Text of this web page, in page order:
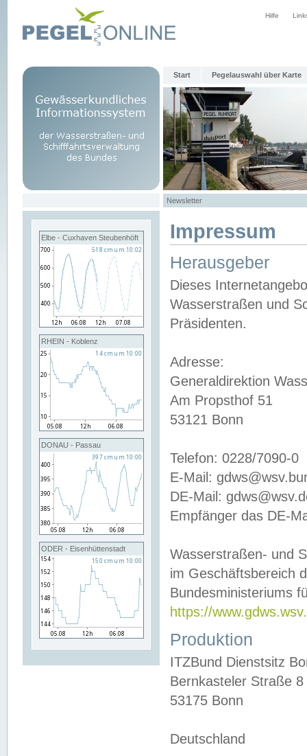
Hilfe
Start Pegelauswahl über Karte
Newsletter
Elbe - Cuxhaven Steubenhöft
RHEIN - Koblenz
DONAU - Passau
ODER - Eisenhüttenstadt
Impressum
Herausgeber
Dieses
Wasserstraßen und
Präsidenten.
Adresse:
Generaldirektion
Am Propsthof 51
53121 Bonn
Telefon: 0228/7090-0
E-Mail:
DE-Mail:
Empfänger das DE-
Wasserstraßen- und
im Geschäftsbereich
Bundesministeriums
https://
Produktion
ITZBund Dienstsitz
Bernkasteler Straße 8
53175 Bonn
Deutschland